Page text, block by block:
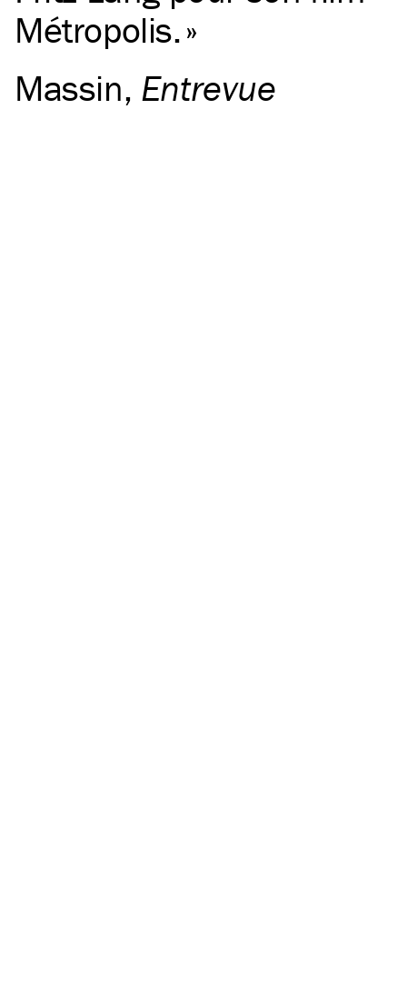
Métropolis.
Massin, Entrevue